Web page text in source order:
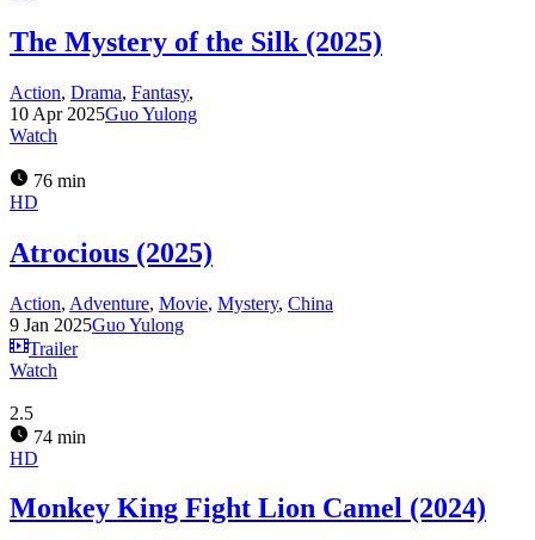
The Mystery of the Silk (2025)
Action, Drama, Fantasy,
10 Apr 2025Guo Yulong
Watch
76 min
HD
Atrocious (2025)
Action, Adventure, Movie, Mystery, China
9 Jan 2025Guo Yulong
Trailer
Watch
2.5
74 min
HD
Monkey King Fight Lion Camel (2024)